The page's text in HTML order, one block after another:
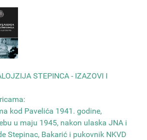
STEPINCA - IZAZOVI I
kod Pavelića 1941. godine,
u maju 1945, nakon ulaska JNA i
Stepinac, Bakarić i pukovnik NKVD